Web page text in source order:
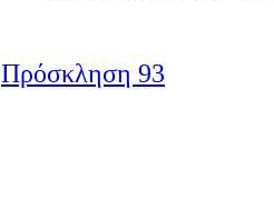
Πρόσκληση 93